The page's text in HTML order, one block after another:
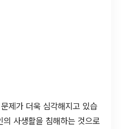
문제가 더욱 심각해지고 있습
사생활을 침해하는 것으로